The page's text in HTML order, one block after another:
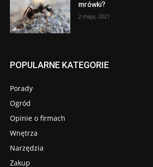
mrówki?
2 maja, 2021
POPULARNE KATEGORIE
Porady
Ogród
Opinie o firmach
Wnętrza
Narzędzia
Zakup